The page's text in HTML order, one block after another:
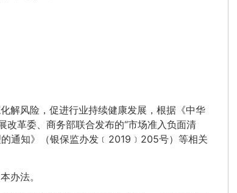
解风险，促进行业持续健康发展，根据《中华
改革委、商务部联合发布的“市场准入负面清
通知》（银保监办发﹝2019﹞205号）等相关
办法。